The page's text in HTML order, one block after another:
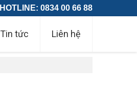
HOTLINE: 0834 00 66 88
Tin tức Liên hệ